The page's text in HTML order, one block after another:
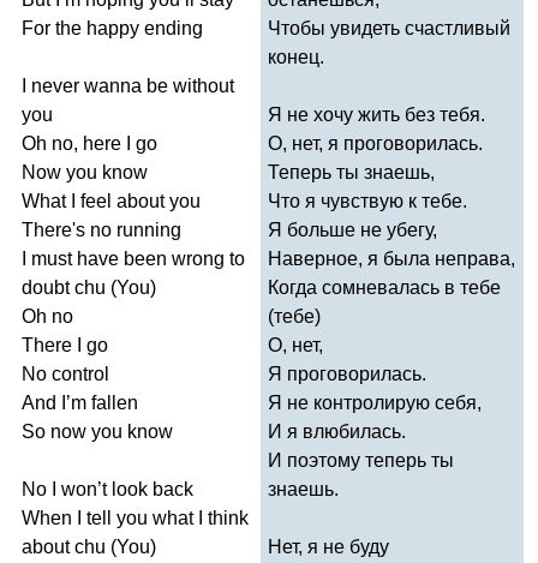
For the happy ending
never wanna be without
you
Oh no, here
go
Now you know
What
feel about you
There's no running
must have been wrong to
doubt chu (You)
Oh no
There
go
No control
And
’m fallen
So now you know
No won’t look back
When
tell you what
think
about chu (You)
Чтобы увидеть счастливый
конец.
Я не хочу жить без тебя.
О, нет, я проговорилась.
Теперь ты знаешь,
Что я чувствую к тебе.
Я больше не убегу,
Наверное, я была неправа,
Когда сомневалась в тебе
(тебе)
О, нет,
Я проговорилась.
Я не контролирую себя,
И я влюбилась.
И поэтому теперь ты
знаешь.
Нет, я не буду